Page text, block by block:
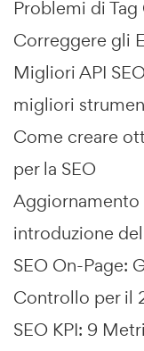
Problemi di
Correggere gli
Migliori API
migliori
Come creare
per la SEO
introduzione
SEO On-Page:
Controllo per il
SEO KPI: 9